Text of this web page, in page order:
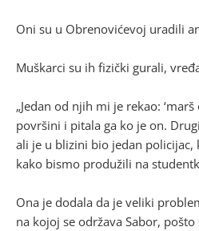
Oni su u Obrenovićevoj uradili
Muškarci su ih fizički gurali,
„Jedan od njih mi je rekao:
površini i pitala ga ko je on.
ali je u blizini bio jedan policijac,
kako bismo produžili na
Ona je dodala da je veliki
na kojoj se održava Sabor,